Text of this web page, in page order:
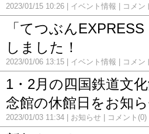
2023/01/15 10:26 イベント情報 コメン
「てつぶん
しました！
2023/01/06 13:15 イベント情報 コメン
1・2月の四国鉄道文
念館の休館日をお知ら
2023/01/03 11:34 お知らせ コメント(0)